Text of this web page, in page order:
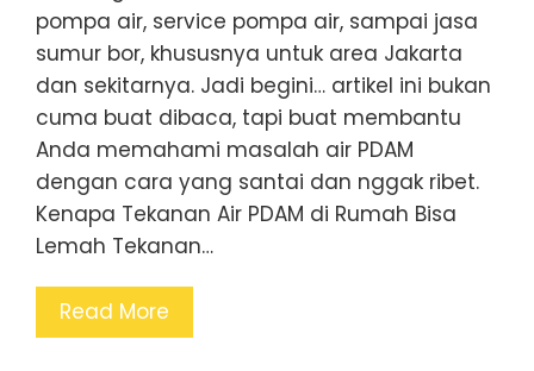
pompa air, service pompa air, sampai jasa
sumur bor, khususnya untuk area Jakarta
dan sekitarnya. Jadi begini… artikel ini bukan
cuma buat dibaca, tapi buat membantu
Anda memahami masalah air PDAM
dengan cara yang santai dan nggak ribet.
Kenapa Tekanan Air PDAM di Rumah Bisa
Lemah Tekanan…
Read More